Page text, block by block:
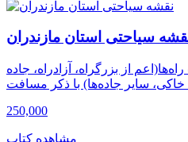
سیاحتی استان مازندران
از بزرگراه، آزادراه، جاده
250,000
مشاهده کتاب